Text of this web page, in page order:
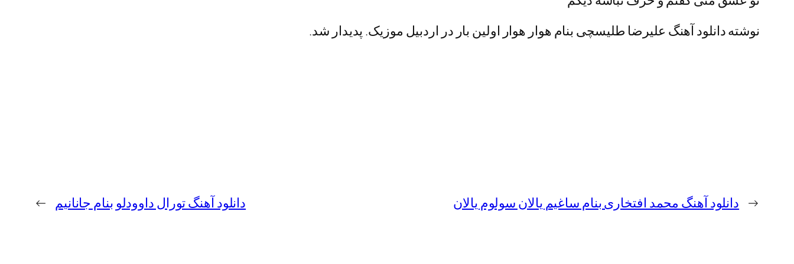
نوشته دانلود آهنگ علیرضا طلیسچی بنام هوار هوار اولین بار در اردبیل موزیک. پدیدار شد.
← دانلود آهنگ محمد افتخاری بنام ساغیم یالان سولوم یالان دانلود آهنگ تورال داوودلو بنام جانانیم →